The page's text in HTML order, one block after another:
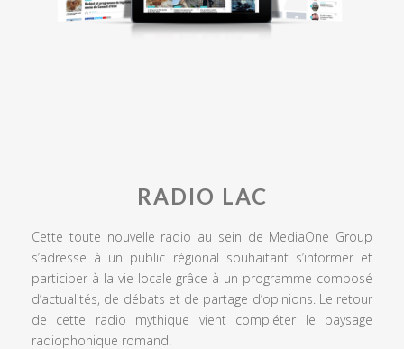
RADIO LAC
Cette toute nouvelle radio au sein de MediaOne Group
s’adresse à un public régional souhaitant s’informer et
participer à la vie locale grâce à un programme composé
d’actualités, de débats et de partage d’opinions. Le retour
de cette radio mythique vient compléter le paysage
radiophonique romand.